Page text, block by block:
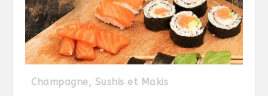
Champagne, Sushis et Makis